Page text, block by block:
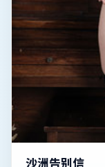
沙洲告别信